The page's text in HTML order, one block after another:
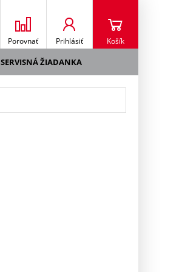
Porovnať Prihlásiť Košík
SERVISNÁ ŽIADANKA